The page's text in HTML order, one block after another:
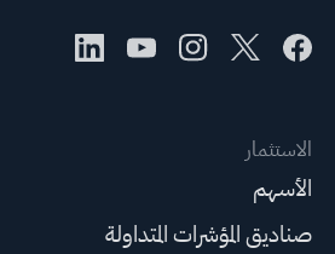
الاستثمار
الأسهم
صناديق المؤشرات المتداولة